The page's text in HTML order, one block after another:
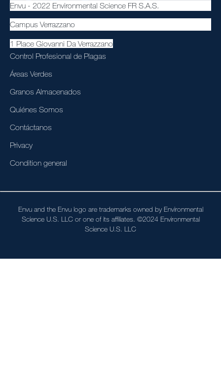
Envu - 2022 Environmental Science FR S.A.S.
Campus Verrazzano
1 Place Giovanni Da Verrazzano
Control Profesional de Plagas
Áreas Verdes
Granos Almacenados
Quiénes Somos
Contáctanos
Privacy
Condition general
Envu and the Envu logo are trademarks owned by Environmental
Science U.S. LLC or one of its affiliates. ©2024 Environmental
Science U.S. LLC